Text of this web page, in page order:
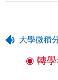
大學微積
◉ 轉學